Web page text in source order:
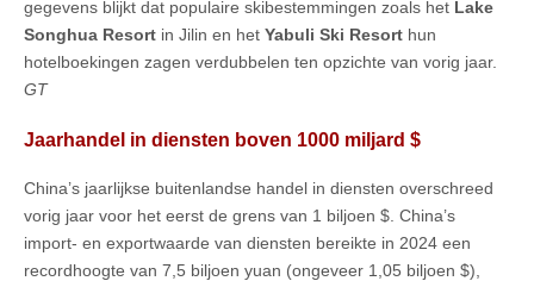
gegevens blijkt dat populaire skibestemmingen zoals het Lake
Songhua Resort in Jilin en het Yabuli Ski Resort hun
hotelboekingen zagen verdubbelen ten opzichte van vorig jaar.
GT
Jaarhandel in diensten boven 1000 miljard $
China’s jaarlijkse buitenlandse handel in diensten overschreed
vorig jaar voor het eerst de grens van 1 biljoen $. China’s
import- en exportwaarde van diensten bereikte in 2024 een
recordhoogte van 7,5 biljoen yuan (ongeveer 1,05 biljoen $),